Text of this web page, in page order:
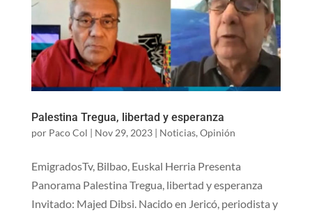
Palestina Tregua, libertad y esperanza
por Paco Col | Nov 29, 2023| Noticias, Opinión
EmigradosTv, Bilbao, Euskal Herria Presenta
Panorama Palestina Tregua, libertad y esperanza
Invitado: Majed Dibsi. Nacido en Jericó, periodista y